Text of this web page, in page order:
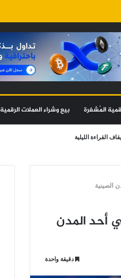
المُشفرة بيع وشراء العملات الرقمية
القراءة الليلية
الصينية
أحد المدن
دقيقة واحدة